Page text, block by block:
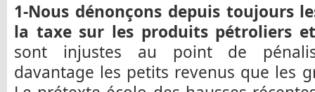
1-Nous dénonçons depuis toujours
la taxe sur les produits pétroliers
sont injustes au point de
davantage les petits revenus que les